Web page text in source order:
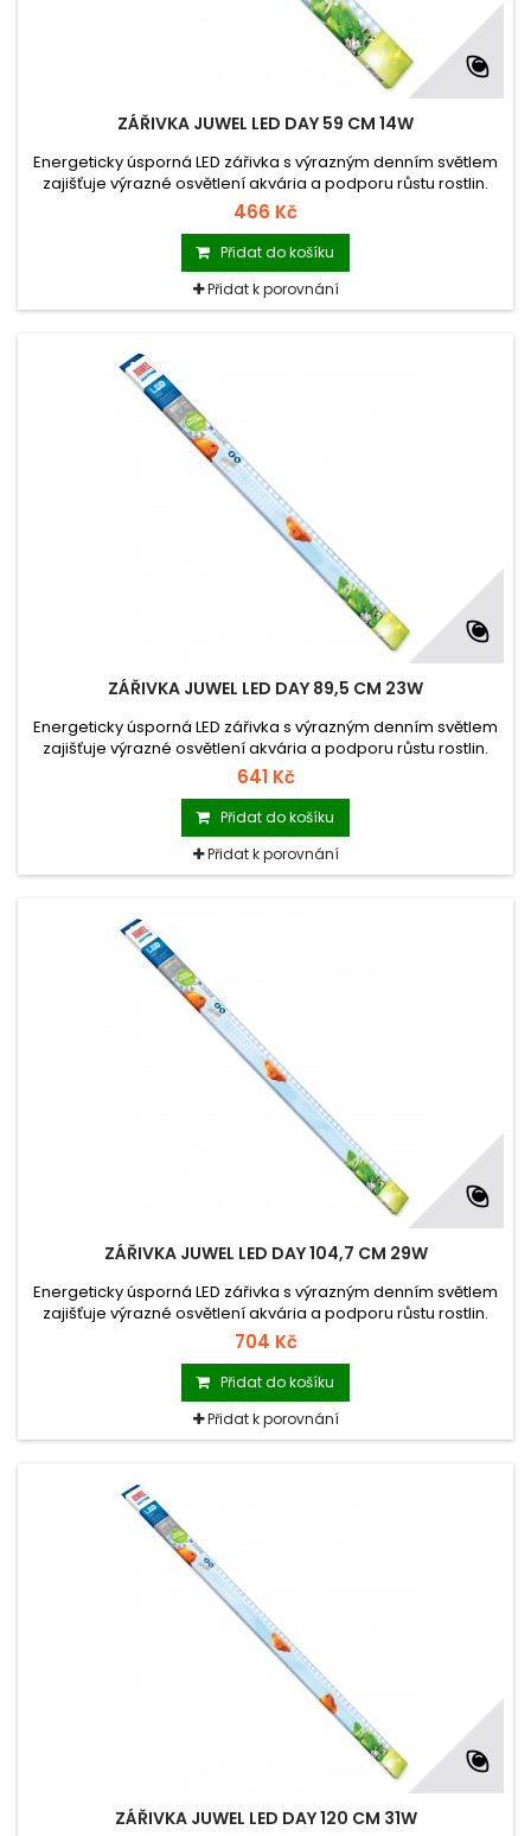
ZÁŘIVKA JUWEL LED DAY 59 CM 14W
Energeticky úsporná LED zářivka s výrazným denním světlem
zajišťuje výrazné osvětlení akvária a podporu růstu rostlin.
Vhodná pouze pro osvětlení MultiLux LED. Není kompatibilní se
zářivkami T5.
466 Kč
Přidat do košíku
Přidat k porovnání
ZÁŘIVKA JUWEL LED DAY 89,5 CM 23W
Energeticky úsporná LED zářivka s výrazným denním světlem
zajišťuje výrazné osvětlení akvária a podporu růstu rostlin.
Vhodná pouze pro osvětlení MultiLux LED. Není kompatibilní se
zářivkami T5.
641 Kč
Přidat do košíku
Přidat k porovnání
ZÁŘIVKA JUWEL LED DAY 104,7 CM 29W
Energeticky úsporná LED zářivka s výrazným denním světlem
zajišťuje výrazné osvětlení akvária a podporu růstu rostlin.
Vhodná pouze pro osvětlení MultiLux LED. Není kompatibilní se
zářivkami T5.
704 Kč
Přidat do košíku
Přidat k porovnání
ZÁŘIVKA JUWEL LED DAY 120 CM 31W